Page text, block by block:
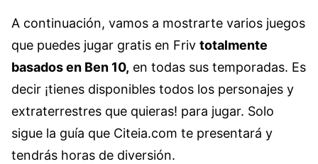
A continuación, vamos a mostrarte varios juegos
que puedes jugar gratis en Friv totalmente
basados en Ben 10, en todas sus temporadas. Es
decir ¡tienes disponibles todos los personajes y
extraterrestres que quieras! para jugar. Solo
sigue la guía que Citeia.com te presentará y
tendrás horas de diversión.